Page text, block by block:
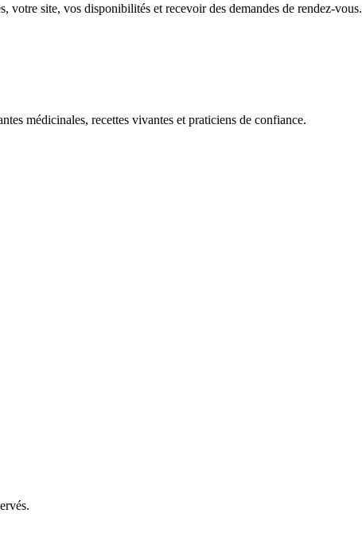
votre site, vos disponibilités et recevoir des demandes de rendez-vous.
médicinales, recettes vivantes et praticiens de confiance.